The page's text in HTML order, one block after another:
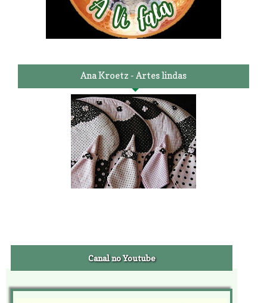
Ana Kroetz - Artes lindas
Canal no Youtube